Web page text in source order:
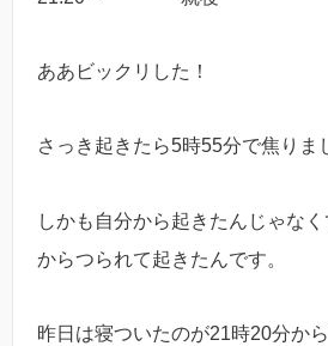
ああビックリした！
さっき起きたら5時55分で焦りま
しかも自分から起きたんじゃな
からつられて起きたんです。
昨日は寝ついたのが21時20分か